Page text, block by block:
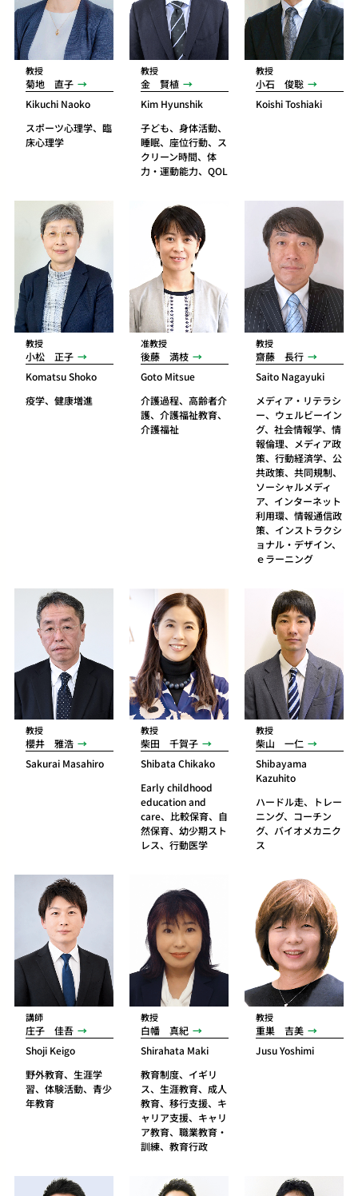
教授
菊地 直子
Kikuchi Naoko
スポーツ心理学、臨
床心理学
教授
金 賢植
Kim Hyunshik
子ども、身体活動、
睡眠、座位行動、ス
クリーン時間、体
力・運動能力、QOL
教授
小石 俊聡
Koishi Toshiaki
教授
小松 正子
Komatsu Shoko
疫学、健康増進
准教授
後藤 満枝
Goto Mitsue
介護過程、高齢者介
護、介護福祉教育、
介護福祉
教授
齋藤 長行
Saito Nagayuki
メディア・リテラシ
ー、ウェルビーイン
グ、社会情報学、情
報倫理、メディア政
策、行動経済学、公
共政策、共同規制、
ソーシャルメディ
ア、インターネット
利用環、情報通信政
策、インストラクシ
ョナル・デザイン、
ｅラーニング
教授
櫻井 雅浩
Sakurai Masahiro
教授
柴田 千賀子
Shibata Chikako
Early childhood
education and
care、比較保育、自
然保育、幼少期スト
レス、行動医学
教授
柴山 一仁
Shibayama
Kazuhito
ハードル走、トレー
ニング、コーチン
グ、バイオメカニク
ス
講師
庄子 佳吾
Shoji Keigo
野外教育、生涯学
習、体験活動、青少
年教育
教授
白幡 真紀
Shirahata Maki
教育制度、イギリ
ス、生涯教育、成人
教育、移行支援、キ
ャリア支援、キャリ
ア教育、職業教育・
訓練、教育行政
教授
重巣 吉美
Jusu Yoshimi